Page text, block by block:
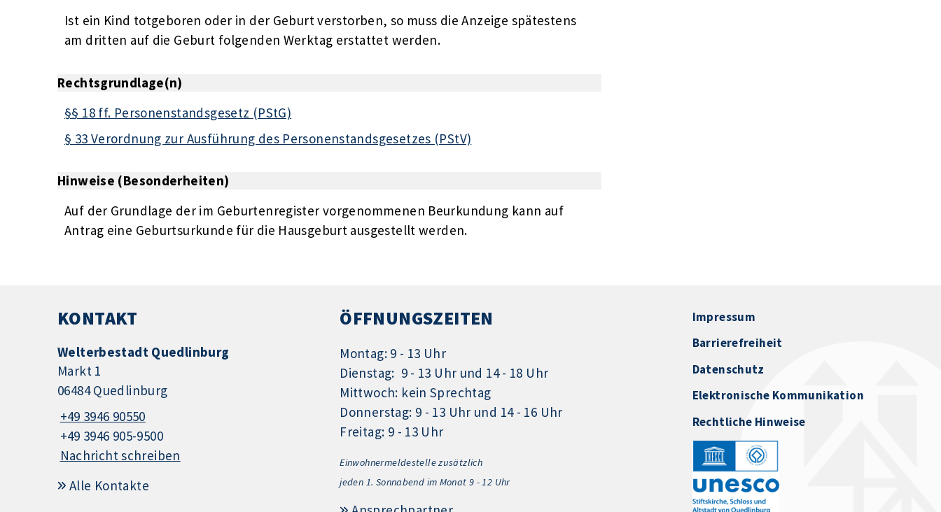
Ist ein Kind totgeboren oder in der Geburt verstorben, so muss die Anzeige spätestens
am dritten auf die Geburt folgenden Werktag erstattet werden.
Rechtsgrundlage(n)
§§ 18 ff. Personenstandsgesetz (PStG)
§ 33 Verordnung zur Ausführung des Personenstandsgesetzes (PStV)
Hinweise (Besonderheiten)
Auf der Grundlage der im Geburtenregister vorgenommenen Beurkundung kann auf
Antrag eine Geburtsurkunde für die Hausgeburt ausgestellt werden.
KONTAKT
Welterbestadt Quedlinburg
Markt 1
06484 Quedlinburg
+49 3946 90550
+49 3946 905-9500
Nachricht schreiben
Alle Kontakte
ÖFFNUNGSZEITEN
Montag: 9 - 13 Uhr
Dienstag: 9 - 13 Uhr und 14 - 18 Uhr
Mittwoch: kein Sprechtag
Donnerstag: 9 - 13 Uhr und 14 - 16 Uhr
Freitag: 9 - 13 Uhr
Einwohnermeldestelle zusätzlich
jeden 1. Sonnabend im Monat 9 - 12 Uhr
Impressum
Barrierefreiheit
Datenschutz
Elektronische Kommunikation
Rechtliche Hinweise